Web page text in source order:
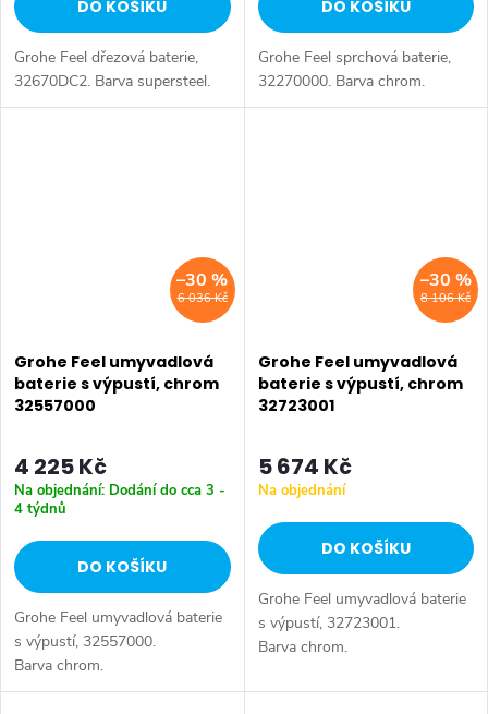
DO KOŠÍKU
Grohe Feel dřezová baterie,
32670DC2. Barva supersteel.
DO KOŠÍKU
Grohe Feel sprchová baterie,
32270000. Barva chrom.
6 036 Kč
–30 %
Grohe Feel umyvadlová
baterie s výpustí, chrom
32557000
4 225 Kč
Na objednání: Dodání do cca 3 -
4 týdnů
DO KOŠÍKU
Grohe Feel umyvadlová baterie
s výpustí, 32557000.
Barva chrom.
8 106 Kč
–30 %
Grohe Feel umyvadlová
baterie s výpustí, chrom
32723001
5 674 Kč
Na objednání
DO KOŠÍKU
Grohe Feel umyvadlová baterie
s výpustí, 32723001.
Barva chrom.